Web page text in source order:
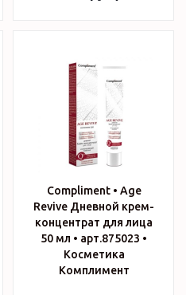
Compliment • Age
Revive Дневной крем-
концентрат для лица
50 мл • арт.875023 •
Косметика
Комплимент